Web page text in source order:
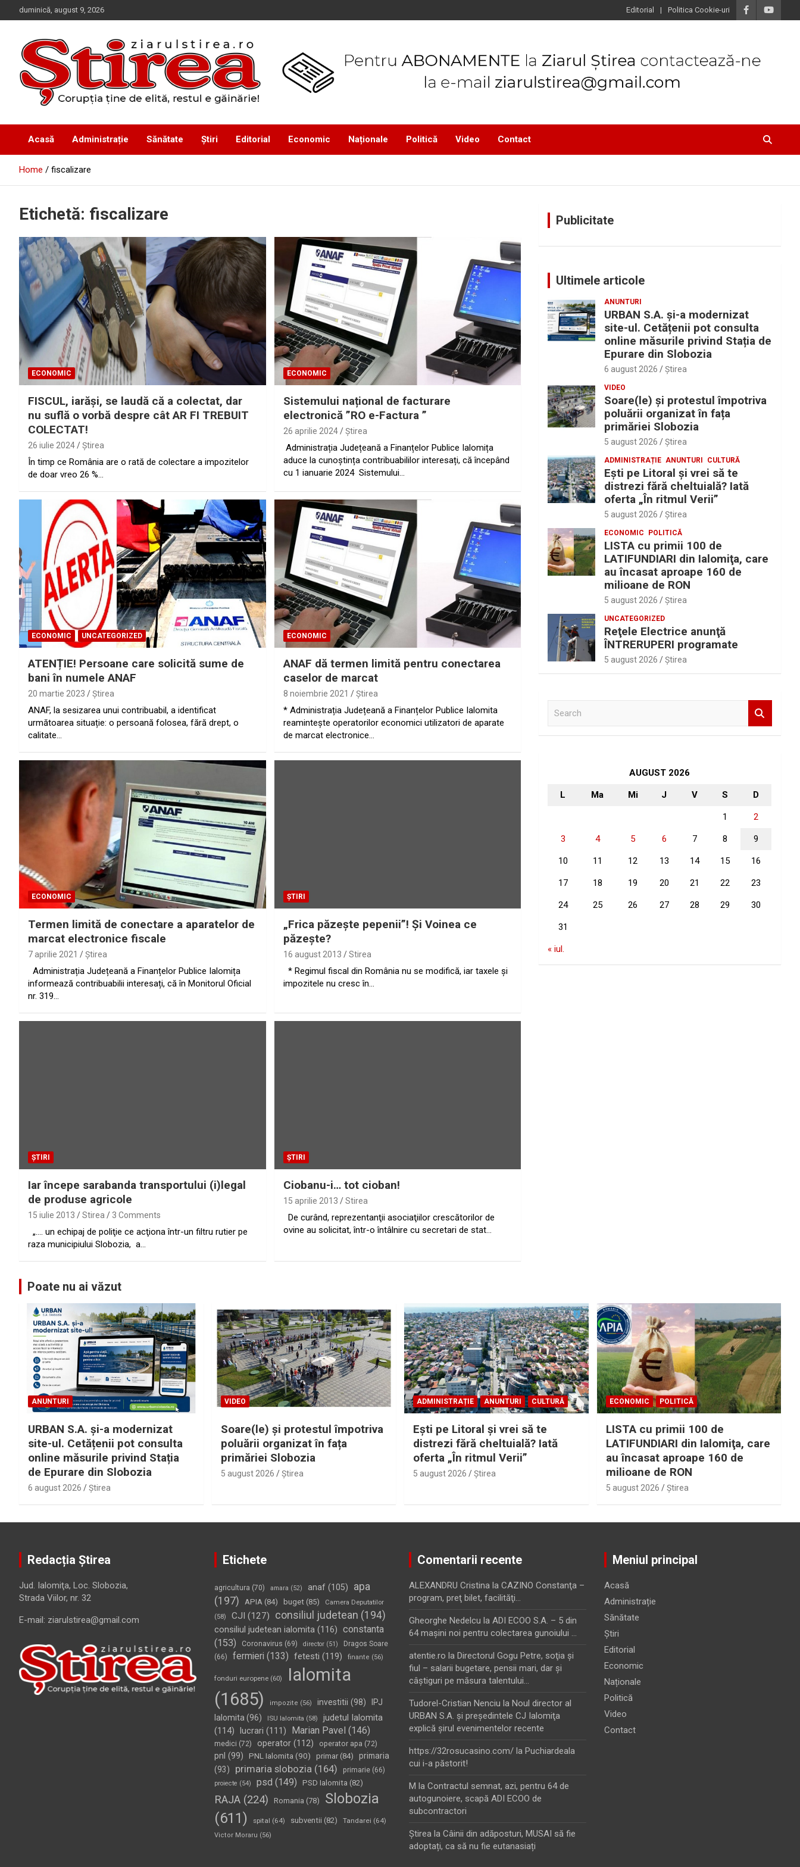
to
duminică, august 9, 2026 Editorial Politica Cookie-uri
Ziarul Știrea
Acasă Administrație Sănătate Știri Editorial Economic Naționale Politică Video Contact
Home fiscalizare
Etichetă: fiscalizare
ECONOMIC
FISCUL, iarăşi, se laudă că a colectat, dar
nu suflă o vorbă despre cât AR FI TREBUIT
COLECTAT!
26 iulie 2024 Ştirea
În timp ce România are o rată de colectare a impozitelor
de doar vreo 26 %…
ECONOMIC
Sistemului național de facturare
electronică ”RO e-Factura ”
26 aprilie 2024 Ştirea
Administrația Județeană a Finanțelor Publice Ialomița
aduce la cunoștința contribuabililor interesați, că începând
cu 1 ianuarie 2024 Sistemului…
ECONOMIC UNCATEGORIZED
ATENȚIE! Persoane care solicită sume de
bani în numele ANAF
20 martie 2023 Ştirea
ANAF, la sesizarea unui contribuabil, a identificat
următoarea situație: o persoană folosea, fără drept, o
calitate…
ECONOMIC
ANAF dă termen limită pentru conectarea
caselor de marcat
8 noiembrie 2021 Ştirea
* Administrația Județeană a Finanțelor Publice Ialomita
reamintește operatorilor economici utilizatori de aparate
de marcat electronice…
ECONOMIC
Termen limită de conectare a aparatelor de
marcat electronice fiscale
7 aprilie 2021 Ştirea
Administrația Județeană a Finanțelor Publice Ialomița
informează contribuabilii interesați, că în Monitorul Oficial
nr. 319…
ȘTIRI
„Frica păzeşte pepenii”! Şi Voinea ce
păzeşte?
16 august 2013 Stirea
* Regimul fiscal din România nu se modifică, iar taxele şi
impozitele nu cresc în…
ȘTIRI
Iar începe sarabanda transportului (i)legal
de produse agricole
15 iulie 2013 Stirea 3 Comments
„…. un echipaj de poliţie ce acţiona într-un filtru rutier pe
raza municipiului Slobozia, a…
ȘTIRI
Ciobanu-i… tot cioban!
15 aprilie 2013 Stirea
De curând, reprezentanţii asociaţiilor crescătorilor de
ovine au solicitat, într-o întâlnire cu secretari de stat…
Publicitate
Ultimele articole
ANUNTURI
URBAN S.A. și-a modernizat
site-ul. Cetățenii pot consulta
online măsurile privind Stația de
Epurare din Slobozia
6 august 2026 Ştirea
VIDEO
Soare(le) și protestul împotriva
poluării organizat în fața
primăriei Slobozia
5 august 2026 Ştirea
ADMINISTRAȚIE ANUNTURI CULTURĂ
Eşti pe Litoral şi vrei să te
distrezi fără cheltuială? Iată
oferta „În ritmul Verii”
5 august 2026 Ştirea
ECONOMIC POLITICĂ
LISTA cu primii 100 de
LATIFUNDIARI din Ialomiţa, care
au încasat aproape 160 de
milioane de RON
5 august 2026 Ştirea
UNCATEGORIZED
Reţele Electrice anunţă
ÎNTRERUPERI programate
5 august 2026 Ştirea
AUGUST 2026
L Ma Mi J V S D
1 2
3 4 5 6 7 8 9
10 11 12 13 14 15 16
17 18 19 20 21 22 23
24 25 26 27 28 29 30
31
« iul.
Poate nu ai văzut
ANUNTURI
URBAN S.A. și-a modernizat
site-ul. Cetățenii pot consulta
online măsurile privind Stația
de Epurare din Slobozia
6 august 2026 Ştirea
VIDEO
Soare(le) și protestul împotriva
poluării organizat în fața
primăriei Slobozia
5 august 2026 Ştirea
ADMINISTRAȚIE ANUNTURI CULTURĂ
Eşti pe Litoral şi vrei să te
distrezi fără cheltuială? Iată
oferta „În ritmul Verii”
5 august 2026 Ştirea
ECONOMIC POLITICĂ
LISTA cu primii 100 de
LATIFUNDIARI din Ialomiţa, care
au încasat aproape 160 de
milioane de RON
5 august 2026 Ştirea
Redacția Știrea
Jud. Ialomiţa, Loc. Slobozia,
Strada Viilor, nr. 32
E-mail: ziarulstirea@gmail.com
Etichete
agricultura (70) amara (52) anaf(105)
apa
(197)
APIA(84) buget(85)
Camera Deputatilor
(58)
CJI (127) consiliul judetean (194)
consiliul judetean ialomita(116) constanta
(153)
Coronavirus (69) director(51)
Dragos Soare
(66)
fermieri (133) fetesti (119) finante (56)
fonduri europene(60)
Ialomita
(1685)
impozite (56) investitii (98)
IPJ
Ialomita (96) ISU Ialomita (58)
judetul Ialomita
(114) lucrari (111) Marian Pavel (146)
medici (72) operator(112) operator apa (72)
pnl (99) PNL Ialomita (90) primar(84)
primaria
(93)
primaria slobozia(164) primarie(66)
proiecte (54) psd (149) PSD Ialomita (82)
RAJA(224) Romania (78)
Slobozia
(611)
spital (64) subventii (82) Tandarei (64)
Victor Moraru (56)
Comentarii recente
ALEXANDRU Cristina la CAZINO Constanţa –
program, preţ bilet, facilităţi…
Gheorghe Nedelcu la ADI ECOO S.A. – 5 din
64 maşini noi pentru colectarea gunoiului …
atentie.ro la Directorul Gogu Petre, soţia şi
fiul – salarii bugetare, pensii mari, dar şi
câştiguri pe măsura talentului…
Tudorel-Cristian Nenciu la Noul director al
URBAN S.A. şi preşedintele CJ Ialomiţa
explică şirul evenimentelor recente
https://32rosucasino.com/ la Puchiardeala
cui i-a păstorit!
M la Contractul semnat, azi, pentru 64 de
autogunoiere, scapă ADI ECOO de
subcontractori
Ştirea la Câinii din adăposturi, MUSAI să fie
adoptați, ca să nu fie eutanasiați
Meniul principal
Acasă
Administrație
Sănătate
Știri
Editorial
Economic
Naționale
Politică
Video
Contact